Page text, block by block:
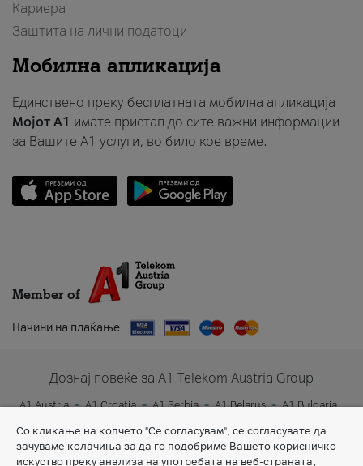
Кариера
Заштита на лични податоци
Мобилна апликација
Единствено преку бесплатната мобилна апликација
Мојот A1 имате пристап до сите важни информации
за Вашите A1 услуги, во било кое време.
Member of
Начини на плаќање
Дознај повеќе за A1 Telekom Austria Group
A1 Austria A1 Croatia A1 Serbia A1 Belarus
A1 Bulgaria
Со кликање на копчето "Се согласувам", се согласувате да
зачуваме колачиња за да го подобриме Вашето корисничко
искуство преку анализа на употребата на веб-страната,